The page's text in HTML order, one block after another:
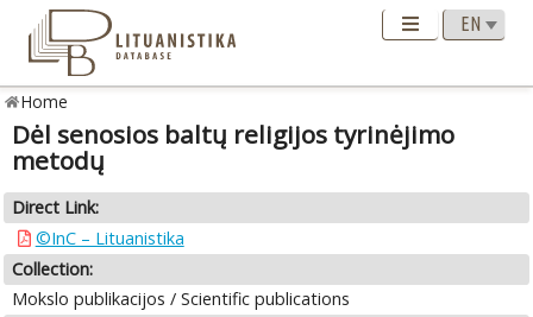
Home
Dėl senosios baltų religijos tyrinėjimo
metodų
Direct Link:
©InC – Lituanistika
Collection:
Mokslo publikacijos / Scientific publications